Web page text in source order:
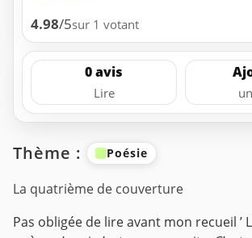
4.98/5sur 1 votant
0 avis
Lire
Thème : Poésie
La quatrième de couverture
Pas obligée de lire avant mon recueil ’